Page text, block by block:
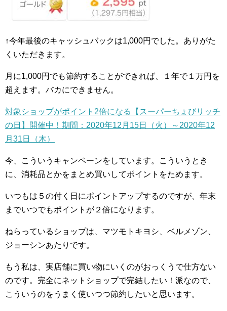
↑今年最後のキャッシュバックは1,000円でした。ありがた
くいただきます。
月に1,000円でも節約することができれば、１年で１万円を
超えます。バカにできません。
対象ショップがポイント2倍になる【スーパーちょびリッチ
の日】開催中！期間：2020年12月15日（火）～2020年12
月31日（木）
今、こういうキャンペーンをしています。こういうとき
に、消耗品とかをまとめ買いしてポイントをためます。
いつもは５の付く日にポイントアップするのですが、年末
までいつでもポイントが２倍になります。
ねらっているショップは、マツモトキヨシ、ベルメゾン、
ジョーシンあたりです。
もう私は、実店舗に買い物にいくのがおっくうで仕方ない
のです。完全にネットショップで完結したい！派なので、
こういうのをうまく使いつつ節約したいと思います。